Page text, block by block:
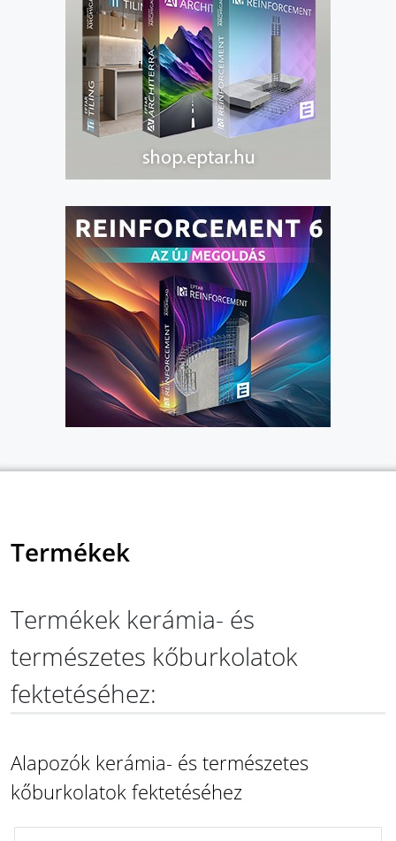
Termékek
Termékek kerámia- és
természetes kőburkolatok
fektetéséhez:
Alapozók kerámia- és természetes
kőburkolatok fektetéséhez